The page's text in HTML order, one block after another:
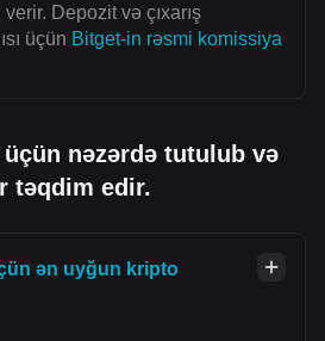
Depozit və çıxarış
üçün Bitget-in rəsmi komissiya
nəzərdə tutulub və
təqdim edir.
ən uyğun kripto